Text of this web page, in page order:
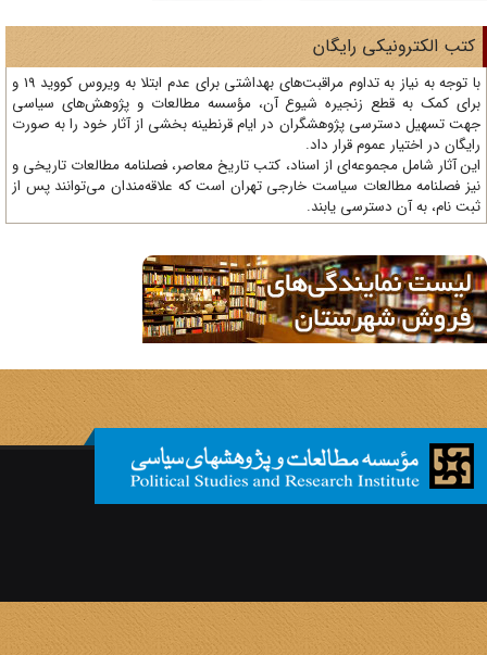
الکترونیکی رایگان
با توجه به نیاز به تداوم مراقبت‌های بهداشتی برای عدم ابتلا به ویروس کووید 19 و
کمک به قطع زنجیره شیوع آن، مؤسسه مطالعات و پژوهش‌های سیاسی
تسهیل دسترسی پژوهشگران در ایام قرنطینه بخشی از آثار خود را به صورت
در اختیار عموم قرار داد.
آثار شامل مجموعه‌ای از اسناد، کتب تاریخ معاصر، فصلنامه‌ مطالعات تاریخی و
فصلنامه مطالعات سیاست خارجی تهران است که علاقه‌مندان می‌توانند پس از
نام، به آن دسترسی یابند.